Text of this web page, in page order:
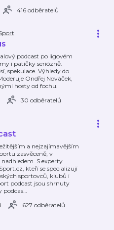
416 odběratelů
podcast po ligovém
i patičky seriózně.
spekulace. Výhledy do
Ondřej Nováček,
hosty od fochu.
30 odběratelů
a nejzajímavějším
zasvěceně, v
nadhledem. S experty
kteří se specializují
sportovců, klubů i
podcast jsou shrnuty
podcas…
627 odběratelů